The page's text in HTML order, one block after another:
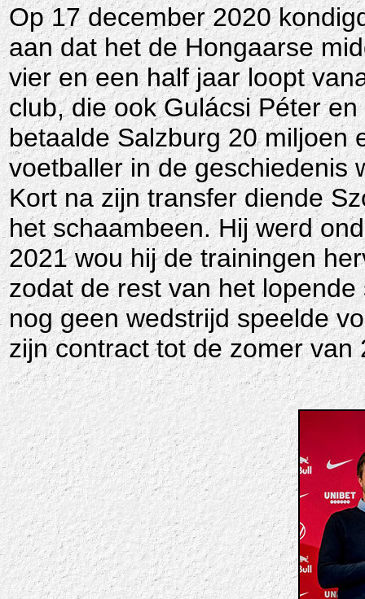
Op 17 december 2020
aan dat het de Hongaarse
vier en een half jaar loopt
club, die ook Gulácsi Péter
betaalde Salzburg 20 miljoen
voetballer in de geschiedenis
Kort na zijn transfer diende
het schaambeen. Hij werd
2021 wou hij de trainingen
zodat de rest van het
nog geen wedstrijd speelde
zijn contract tot de zomer van